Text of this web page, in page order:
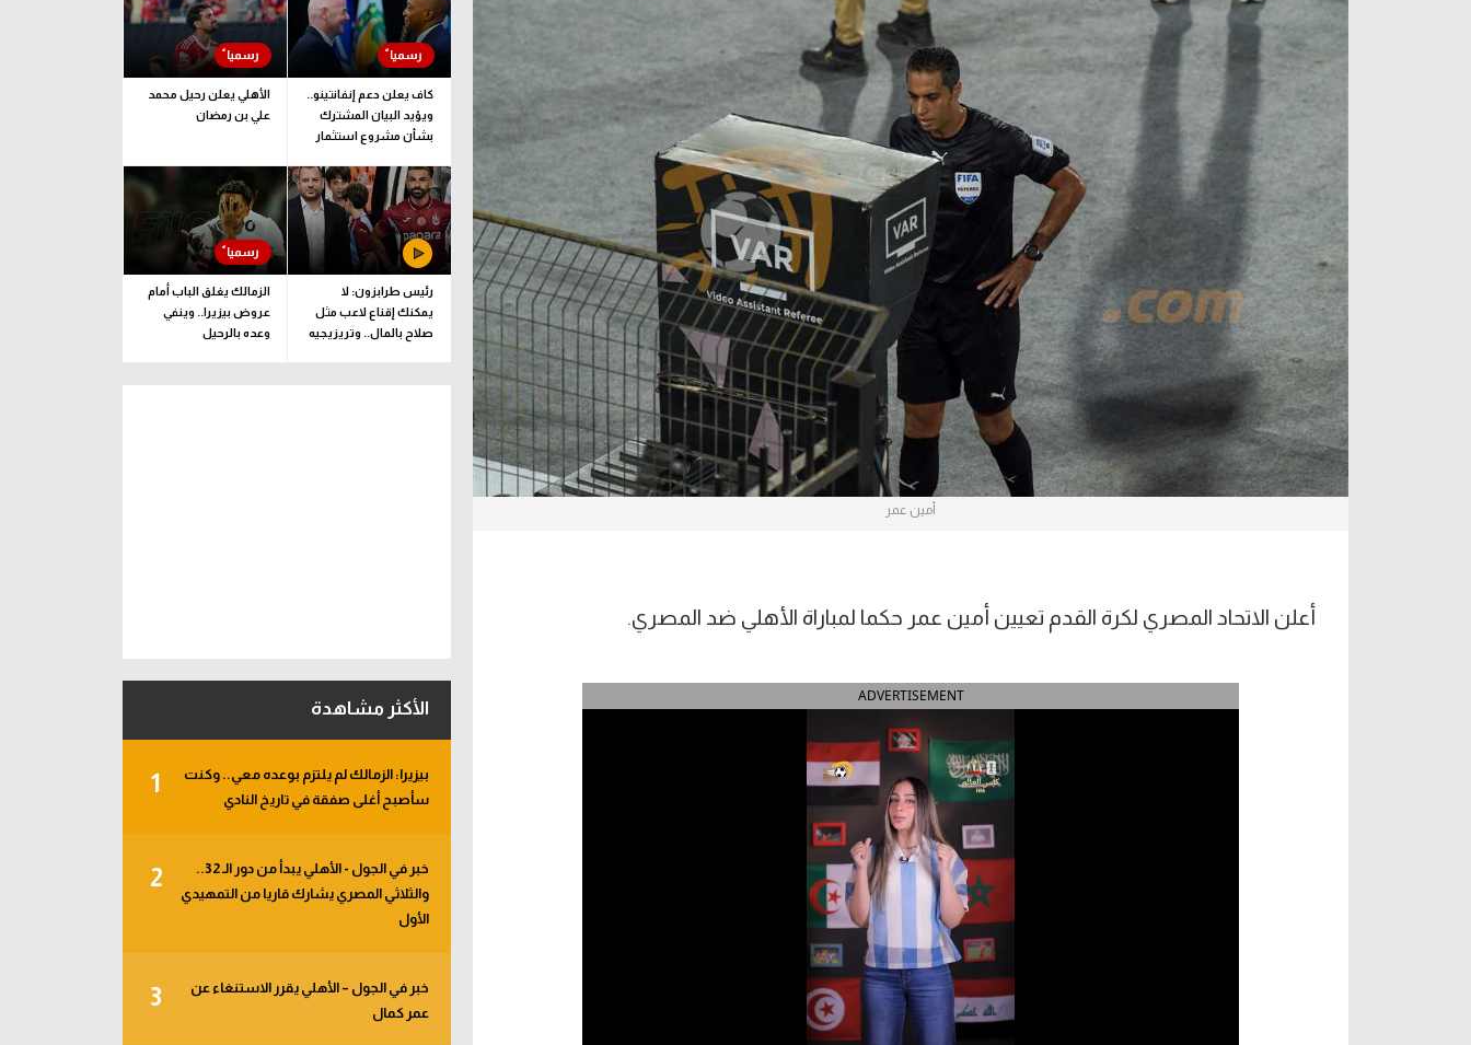
آراء حرة
ركن الألعاب
الدوري السعودي للمحترفين
دوري أبطال أوروبا
دوري أبطال إفريقيا
كل البطولات
دوري أبطال أوروبا
القسم الثاني
رياضات أخرى
ركن الألعاب
أمين عمر
أعلن الاتحاد المصري لكرة القدم تعيين أمين عمر حكما لمباراة الأهلي ضد المصري.
ADVERTISEMENT
كاف يعلن دعم إنفانتينو..
ويؤيد البيان المشترك
بشأن مشروع استثمار
الأهلي يعلن رحيل محمد
علي بن رمضان
رئيس طرابزون: لا
يمكنك إقناع لاعب مثل
صلاح بالمال.. وتريزيجيه
الزمالك يغلق الباب أمام
عروض بيزيرا.. وينفي
وعده بالرحيل
الأكثر مشاهدة
1
بيزيرا: الزمالك لم يلتزم بوعده معي.. وكنت
سأصبح أغلى صفقة في تاريخ النادي
2
خبر في الجول - الأهلي يبدأ من دور الـ 32..
والثلاثي المصري يشارك قاريا من التمهيدي
الأول
3
خبر في الجول – الأهلي يقرر الاستنغاء عن
عمر كمال